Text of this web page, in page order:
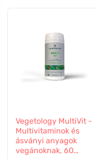
Vegetology MultiVit -
Multivitaminok és
ásványi anyagok
vegánoknak, 60